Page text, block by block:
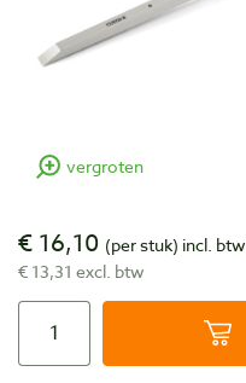
vergroten
€ 16,10 (per stuk) incl. btw
€ 13,31 excl. btw